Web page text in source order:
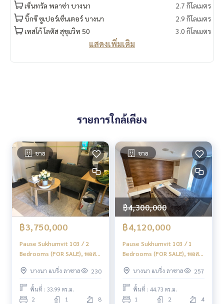
✔️ ข้อมูลเชิงลึกโดยผู้เชี่ยวชาญในพื้นที่
✔️ รับฝากขาย รับซื้อ ขายฝาก จำนอง
www.homerealestateservices.co.th
เซ็นทรัล พลาซ่า บางนา
2.7 กิโลเมตร
บิ๊กซี ซูเปอร์เซ็นเตอร์ บางนา
2.9 กิโลเมตร
เทสโก้ โลตัส สุขุมวิท 50
3.0 กิโลเมตร
แสดงเพิ่มเติม
รายการใกล้เคียง
ขาย
฿3,750,000
Pause Sukhumvit 103 / 2
Bedrooms (FOR SALE), พอส
PANG067
บางนา แบริ่ง ลาซาล 230
พื้นที่ : 33.99 ตร.ม.
2 1 8
ขาย
฿4,300,000
฿4,120,000
Pause Sukhumvit 103 / 1
Bedrooms (FOR SALE), พอส
BB014บางนา แบริ่ง ลาซาล 257
พื้นที่ : 44.73 ตร.ม.
1 2 4